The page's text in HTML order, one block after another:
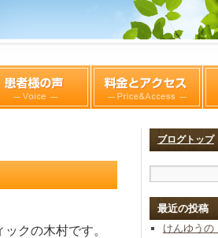
クの木村です。
ブログトップ
最近の投稿
けんゆうの